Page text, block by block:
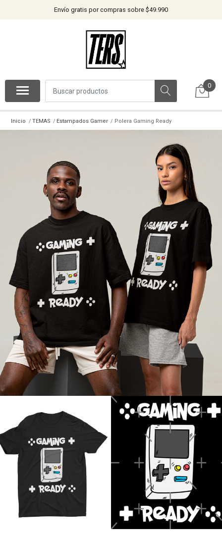
Envío gratis por compras sobre $49.990
0
Inicio TEMAS Estampados Gamer Polera Gaming Ready